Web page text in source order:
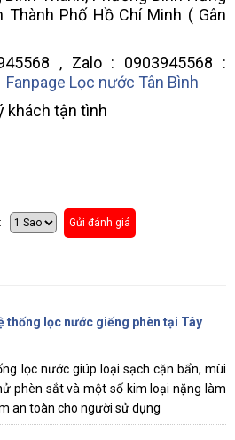
Thành Phố Hồ Chí Minh ( Gân
, Zalo : 0903945568 :
Fanpage Lọc nước Tân Bình
khách tận tình
Gửi đánh giá
thống lọc nước giếng phèn tại Tây
lọc nước giúp loại sạch cặn bẩn, mùi
phèn sắt và một số kim loại nặng làm
an toàn cho người sử dụng